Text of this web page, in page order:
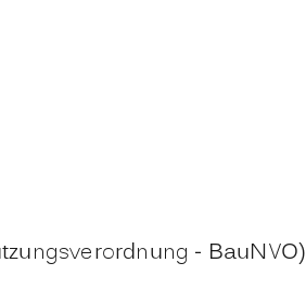
- BauNVO)